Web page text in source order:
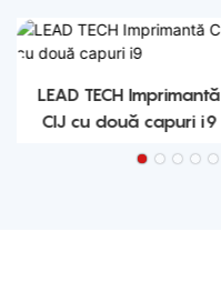
LEAD TECH Imprimantă
CIJ cu două capuri i9